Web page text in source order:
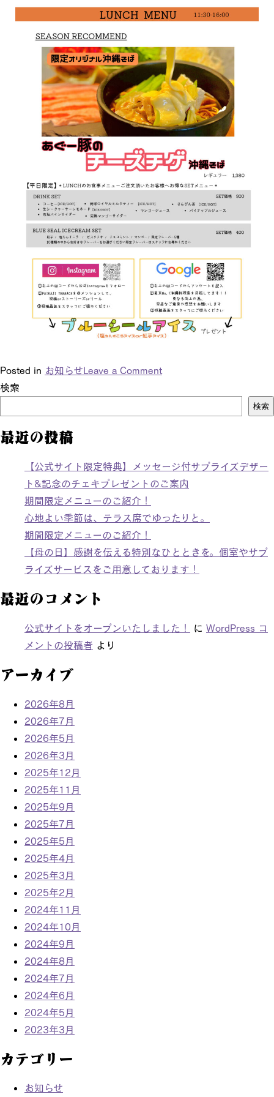
Posted in お知らせLeave a Comment
検索
検索
最近の投稿
【公式サイト限定特典】メッセージ付サプライズデザー
ト&記念のチェキプレゼントのご案内
期間限定メニューのご紹介！
心地よい季節は、テラス席でゆったりと。
期間限定メニューのご紹介！
【母の日】感謝を伝える特別なひとときを。個室やサプ
ライズサービスをご用意しております！
最近のコメント
公式サイトをオープンいたしました！ に WordPress コ
メントの投稿者 より
アーカイブ
2026年8月
2026年7月
2026年5月
2026年3月
2025年12月
2025年11月
2025年9月
2025年7月
2025年5月
2025年4月
2025年3月
2025年2月
2024年11月
2024年10月
2024年9月
2024年8月
2024年7月
2024年6月
2024年5月
2023年3月
カテゴリー
お知らせ